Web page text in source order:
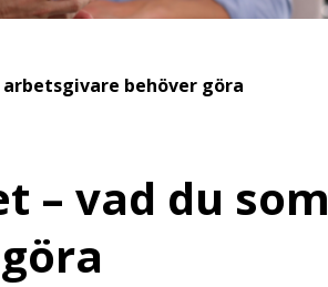
behöver göra
– vad du som